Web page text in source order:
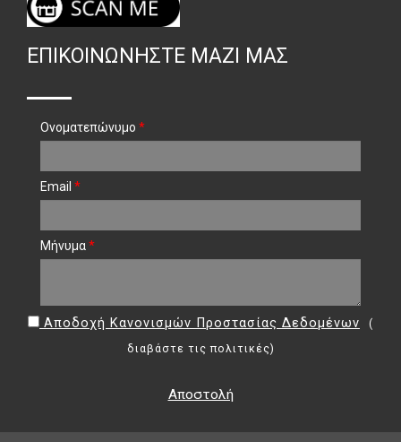
ΕΠΙΚΟΙΝΩΝΉΣΤΕ ΜΑΖΊ ΜΑΣ
Ονοματεπώνυμο *
Email *
Μήνυμα*
Αποδοχή Κανονισμών Προστασίας Δεδομένων
(
διαβάστε τις πολιτικές)
Αποστολή